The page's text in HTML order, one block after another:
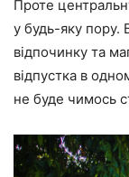
Проте
у будь-яку пору.
відпочинку та
відпустка в
не буде чимось